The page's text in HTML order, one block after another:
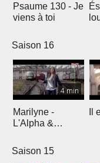
Psaume 130 - Je
viens à toi
Saison 16
4 min
Marilyne -
L'Alpha &
Il
Saison 15